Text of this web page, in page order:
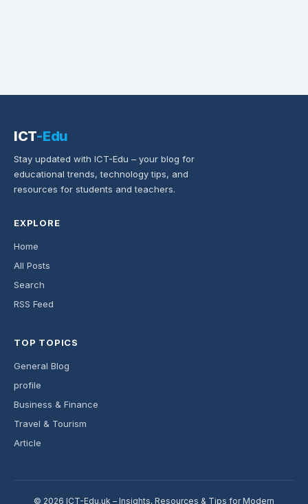
ICT-Edu
Stay updated with ICT-Edu – your blog for
educational trends, technology tips, and
resources for students and teachers.
EXPLORE
Home
All Posts
Search
RSS Feed
TOP TOPICS
General Blog
profile
Business & Finance
Travel & Tourism
Article
© 2026 ICT-Edu.uk – Insights, Resources & Tips for Modern